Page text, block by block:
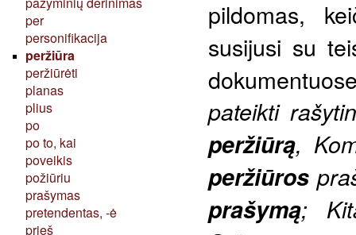
per
personifikacija
peržiūra
peržiūrėti
planas
plius
po
po to, kai
poveikis
požiūriu
prašymas
pretendentas, -ė
prieš
pildomas,
susijusi su
pateikti
peržiūrą,
peržiūros
prašymą;